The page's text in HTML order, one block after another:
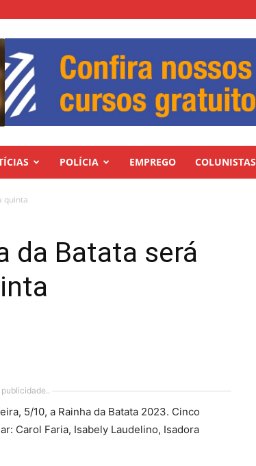
POLÍCIA EMPREGO COLUNISTAS
quinta
da Batata será
5/10, a Rainha da Batata 2023. Cinco
Carol Faria, Isabely Laudelino, Isadora